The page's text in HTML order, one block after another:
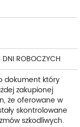
ROBOCZYCH
dokument który
zakupionej
że oferowane w
skontrolowane
szkodliwych.